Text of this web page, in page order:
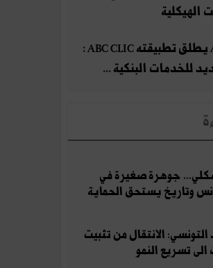
الهيكلية
بنك ABC يطلق تطبيقته ABC CLIC :
للخدمات البنكية ...
جوهرة صغيرة في
وتاريخ يستحق الحماية
التونسي: الانتقال من تثبيت
الى تسريع النمو